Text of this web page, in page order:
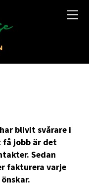
blivit svårare i
få jobb är det
Sedan
fakturera varje